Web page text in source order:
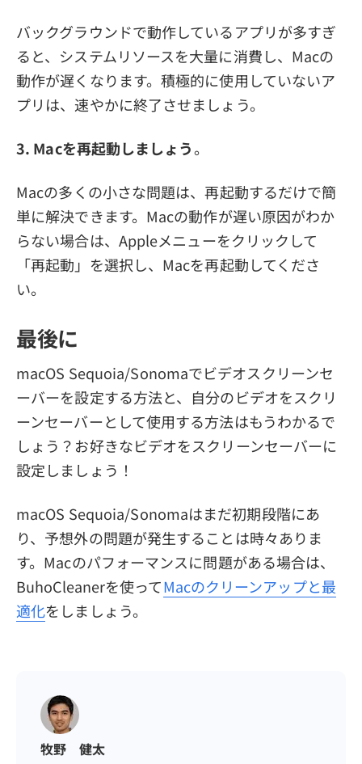
バックグラウンドで動作しているアプリが多すぎ
ると、システムリソースを大量に消費し、Macの
動作が遅くなります。積極的に使用していないア
プリは、速やかに終了させましょう。
3. Macを再起動しましょう。
Macの多くの小さな問題は、再起動するだけで簡
単に解決できます。Macの動作が遅い原因がわか
らない場合は、Appleメニューをクリックして
「再起動」を選択し、Macを再起動してくださ
い。
最後に
macOS Sequoia/Sonomaでビデオスクリーンセ
ーバーを設定する方法と、自分のビデオをスクリ
ーンセーバーとして使用する方法はもうわかるで
しょう？お好きなビデオをスクリーンセーバーに
設定しましょう！
macOS Sequoia/Sonomaはまだ初期段階にあ
り、予想外の問題が発生することは時々ありま
す。Macのパフォーマンスに問題がある場合は、
BuhoCleanerを使ってMacのクリーンアップと最
適化をしましょう。
牧野 健太